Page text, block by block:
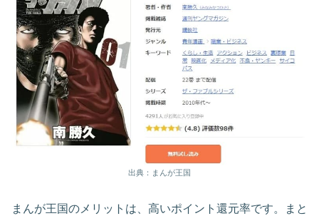
出典：まんが王国
まんが王国のメリットは、高いポイント還元率です。まと